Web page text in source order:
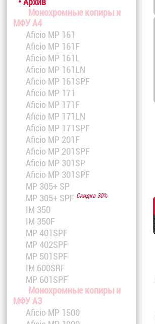
Монохромные копиры и
МФУ A4
Aficio MP 161
Aficio MP 161F
Aficio MP 161L
Aficio MP 161LN
Aficio MP 161SPF
Aficio MP 171
Aficio MP 171F
Aficio MP 171LN
Aficio MP 171SPF
Aficio MP 201F
Aficio MP 201SPF
Aficio MP 301SP
Aficio MP 301SPF
MP 305+ SP
MP 305+ SPF Скидка 30%
IM 350
IM 350F
MP 401SPF
MP 402SPF
MP 501SPF
IM 600SRF
MP 601SPF
Монохромные копиры и
МФУ A3
Aficio MP 1500